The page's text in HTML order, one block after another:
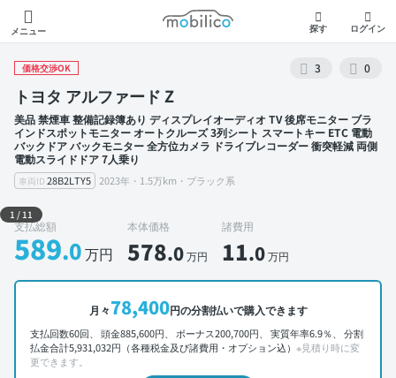
メニュー
モビリコ
探す ログイン
価格交渉OK 3 0
トヨタ アルファード Z
美品 禁煙車 整備記録簿あり ディスプレイオーディオ TV 後席モニター ブラ
インドスポットモニター オートクルーズ 3列シート スマートキー ETC 電動
バックドア バックモニター 全方位カメラ ドライブレコーダー 衝突軽減 両側
電動スライドドア 7人乗り
車両ID 28B2LTY5 2023年・1.5万km・ブラック系
外装 左前
1 /11
支払総額
589.0万円
本体価格
578.0万円
諸費用
11.0万円
月々78,400円の分割払いで購入できます
支払回数60回、 頭金885,600円、 ボーナス200,700円、 実質年率6.9％、 分割
払金合計5,931,032円（各種税金及び諸費用・オプション込） ※見積り時に変
更できます。